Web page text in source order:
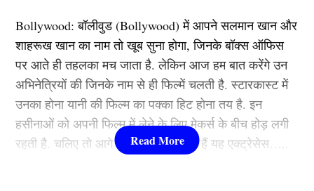
इसका समापन 22 सितंबर की सुबह 3:23 बजे होगा। यानी कुल
मिलाकर यह ग्रहण लगभग साढ़े चार घंटे तक चलेगा।
यह भी पढ़ें: स्कूबा डाइविंग का मज़ा या खतरा? जानिए कौन सी
गलतियां आपको समुद्र में ला सकती हैं अंत तक
भारत में प्रभाव
Bollywood:बॉलीवुड (Bollywood)में आपने सलमान खान और
शाहरूख खान का नाम तो खूब सुना होगा, जिनके बॉक्स ऑफिस
पर आते ही तहलका मच जाता है. लेकिन आज हम बात करेंगे उन
अभिनेत्रियों की जिनके नाम से ही फिल्में चलती है. स्टारकास्ट में
उनका होना यानी की फिल्म का पक्का हिट होना तय है. इन
हसीनाओं को अपनी फिल्म में लेने के लिए मेकर्स के बीच होड़ लगी
रहती है. चलिए तो आगे जानते हैं कौन-कौन हैं यह एक्ट्रेसेस…..